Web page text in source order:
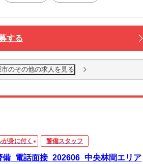
する
のその他の求人を見る
が身に付く 警備スタッフ
_電話面接_202606_中央林間エリア